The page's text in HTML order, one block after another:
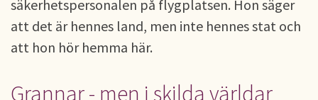
säkerhetspersonalen på flygplatsen. Hon säger
att det är hennes land, men inte hennes stat och
att hon hör hemma här.
Grannar - men i skilda världar